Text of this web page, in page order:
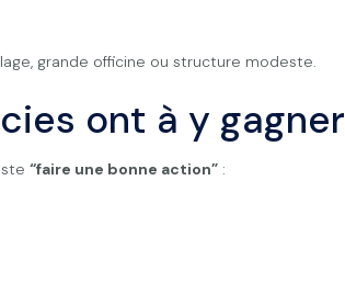
grande officine ou structure modeste.
ont à y gagner
“faire une bonne action” :